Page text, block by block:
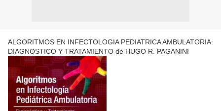
ALGORITMOS EN INFECTOLOGIA PEDIATRICA AMBULATORIA:
DIAGNOSTICO Y TRATAMIENTO de HUGO R. PAGANINI